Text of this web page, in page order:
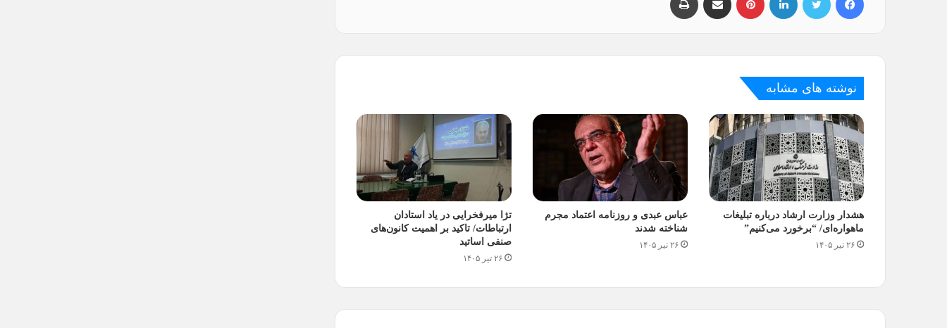
نوشته های مشابه
هشدار وزارت ارشاد درباره تبلیغات
ماهواره‌ای/ “برخورد می‌کنیم”
۲۶ تیر ۱۴۰۵
عباس عبدی و روزنامه اعتماد مجرم
شناخته شدند
۲۶ تیر ۱۴۰۵
تژا میرفخرایی در یاد استادان
ارتباطات/ تاکید بر اهمیت کانون‌های
صنفی اساتید
۲۶ تیر ۱۴۰۵